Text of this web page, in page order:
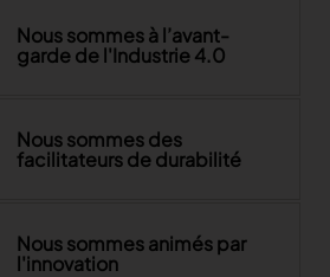
Nous sommes à l’avant-
garde de l'Industrie 4.0
Nous sommes des
facilitateurs de durabilité
Nous sommes animés par
l'innovation